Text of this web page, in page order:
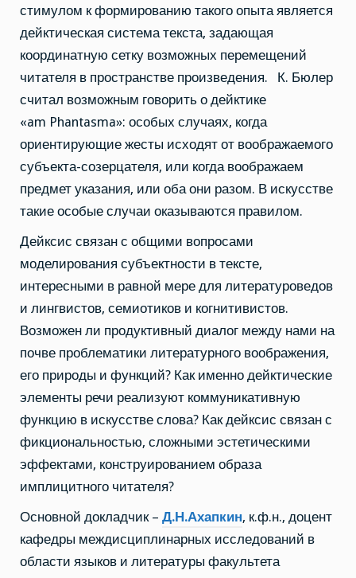
стимулом к формированию такого опыта является
дейктическая система текста, задающая
координатную сетку возможных перемещений
читателя в пространстве произведения. К. Бюлер
считал возможным говорить о дейктике
«am Phantasma»: особых случаях, когда
ориентирующие жесты исходят от воображаемого
субъекта-созерцателя, или когда воображаем
предмет указания, или оба они разом. В искусстве
такие особые случаи оказываются правилом.
Дейксис связан с общими вопросами
моделирования субъектности в тексте,
интересными в равной мере для литературоведов
и лингвистов, семиотиков и когнитивистов.
Возможен ли продуктивный диалог между нами на
почве проблематики литературного воображения,
его природы и функций? Как именно дейктические
элементы речи реализуют коммуникативную
функцию в искусстве слова? Как дейксис связан с
фикциональностью, сложными эстетическими
эффектами, конструированием образа
имплицитного читателя?
Основной докладчик – Д.Н.Ахапкин, к.ф.н., доцент
кафедры междисциплинарных исследований в
области языков и литературы факультета